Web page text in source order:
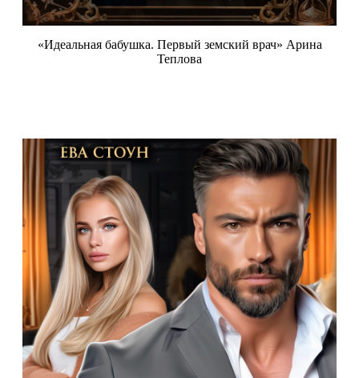
«Идеальная бабушка. Первый земский врач» Арина
Теплова